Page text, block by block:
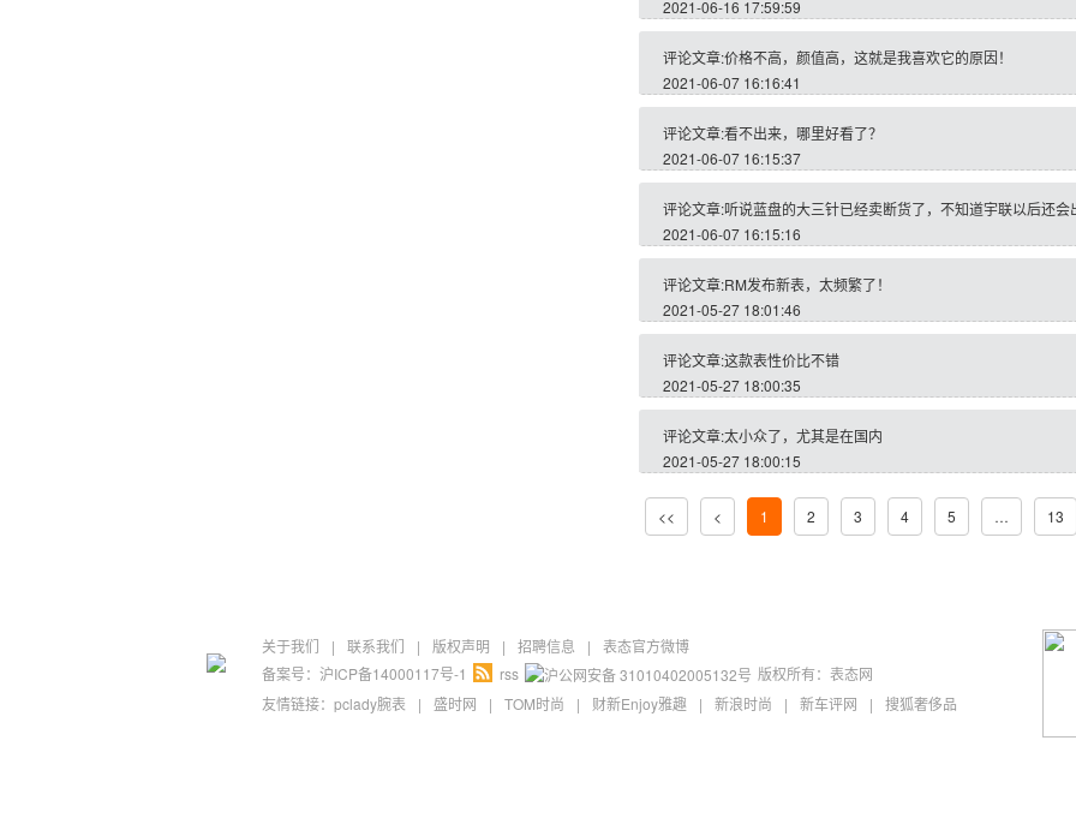
2021-06-16 17:59:59
评论文章:价格不高，颜值高，这就是我喜欢它的原因！
2021-06-07 16:16:41
评论文章:看不出来，哪里好看了？
2021-06-07 16:15:37
评论文章:听说蓝盘的大三针已经卖断货了，不知道宇联以后还会
2021-06-07 16:15:16
评论文章:RM发布新表，太频繁了！
2021-05-27 18:01:46
评论文章:这款表性价比不错
2021-05-27 18:00:35
评论文章:太小众了，尤其是在国内
2021-05-27 18:00:15
<< < 1 2 3 4 5 … 13
关于我们 | 联系我们 | 版权声明 | 招聘信息 |
表态官方微博
版权所有：表态网
备案号：沪ICP备14000117号-1 rss
沪公网安备 31010402005132号
友情链接： pclady腕表 | 盛时网 | TOM时尚 | 财新Enjoy雅趣 | 新浪时尚 | 新车评网 | 搜狐奢侈品